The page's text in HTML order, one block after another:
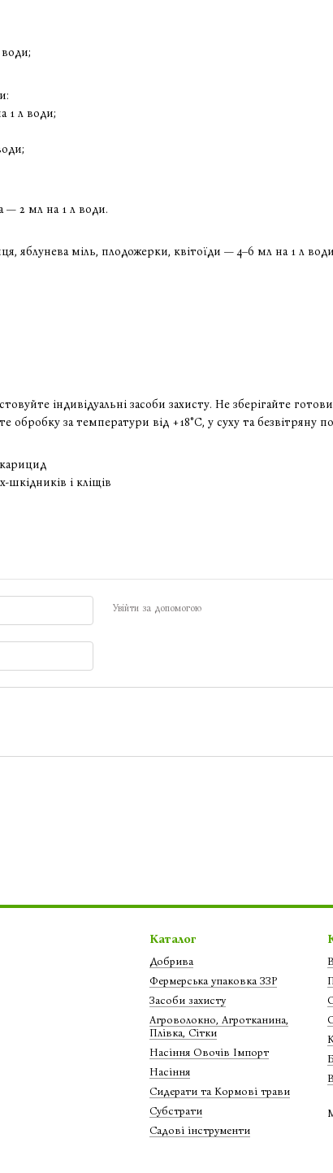
1 л води;
— 2 мл на 1 л води.
яблунева міль, плодожерки, квітоїди — 4–6 мл на 1 л
індивідуальні засоби захисту. Не зберігайте
обробку за температури від +18°C, у суху та безвітряну
шкідників і кліщів
Увійти за допомогою
Каталог
Добрива
Фермерська упаковка ЗЗР
Засоби захисту
Агроволокно, Агротканина,
Плівка, Сітки
Насіння Овочів Імпорт
Насіння
Сидерати та Кормові трави
Субстрати
Садові інструменти